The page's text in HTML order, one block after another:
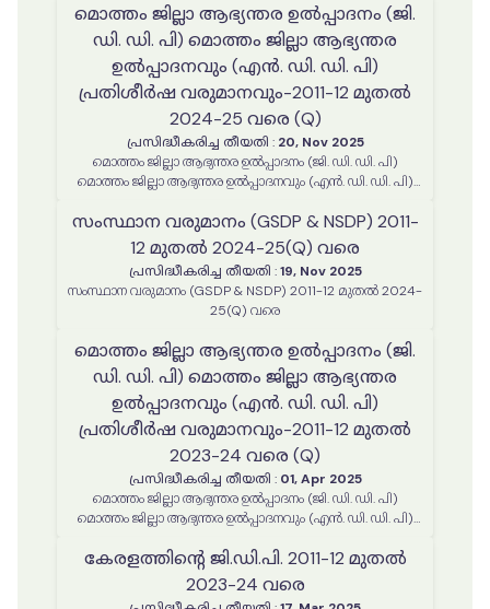
മൊത്തം ജില്ലാ ആഭ്യന്തര ഉൽപ്പാദനം (ജി.
ഡി. ഡി. പി) മൊത്തം ജില്ലാ ആഭ്യന്തര
ഉൽപ്പാദനവും (എൻ. ഡി. ഡി. പി)
പ്രതിശീർഷ വരുമാനവും-2011-12 മുതൽ
2024-25 വരെ (Q)
പ്രസിദ്ധീകരിച്ച തീയതി : 20, Nov 2025
മൊത്തം ജില്ലാ ആഭ്യന്തര ഉൽപ്പാദനം (ജി. ഡി. ഡി. പി)
മൊത്തം ജില്ലാ ആഭ്യന്തര ഉൽപ്പാദനവും (എൻ. ഡി. ഡി. പി)
സംസ്ഥാന വരുമാനം (GSDP & NSDP) 2011-
12 മുതൽ 2024-25(Q) വരെ
പ്രസിദ്ധീകരിച്ച തീയതി : 19, Nov 2025
സംസ്ഥാന വരുമാനം (GSDP & NSDP) 2011-12 മുതൽ 2024-
25(Q) വരെ
മൊത്തം ജില്ലാ ആഭ്യന്തര ഉൽപ്പാദനം (ജി.
ഡി. ഡി. പി) മൊത്തം ജില്ലാ ആഭ്യന്തര
ഉൽപ്പാദനവും (എൻ. ഡി. ഡി. പി)
പ്രതിശീർഷ വരുമാനവും-2011-12 മുതൽ
2023-24 വരെ (Q)
പ്രസിദ്ധീകരിച്ച തീയതി : 01, Apr 2025
മൊത്തം ജില്ലാ ആഭ്യന്തര ഉൽപ്പാദനം (ജി. ഡി. ഡി. പി)
മൊത്തം ജില്ലാ ആഭ്യന്തര ഉൽപ്പാദനവും (എൻ. ഡി. ഡി. പി)
കേരളത്തിന്റെ ജി.ഡി.പി. 2011-12 മുതൽ
2023-24 വരെ